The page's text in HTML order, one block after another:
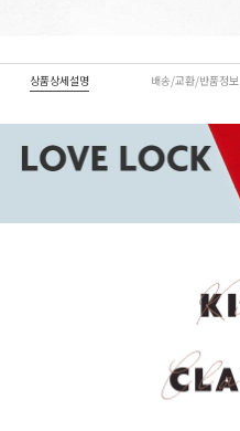
상품상세설명 배송/교환/반품정보